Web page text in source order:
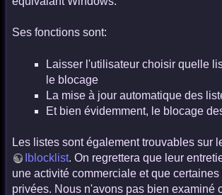
Ses fonctions sont:
Laisser l'utilisateur choisir quelle
le blocage
La mise à jour automatique des
Et bien évidemment, le blocage
Les listes sont également trouvables sur
Iblocklist. On regrettera que leur
une activité commerciale et que
privées. Nous n'avons pas bien examiné